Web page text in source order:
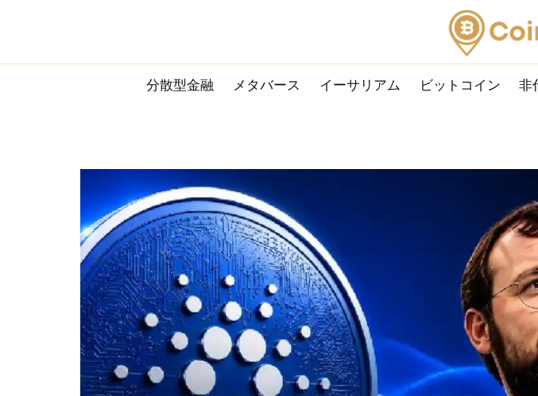
content
分散型金融 メタバース イーサリアム ビットコイン 非